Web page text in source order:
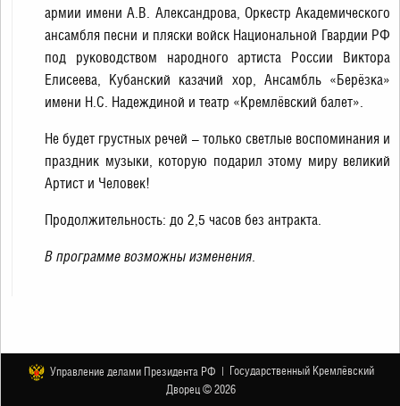
армии имени А.В. Александрова, Оркестр Академического
ансамбля песни и пляски войск Национальной Гвардии РФ
под руководством народного артиста России Виктора
Елисеева, Кубанский казачий хор, Ансамбль «Берёзка»
имени Н.С. Надеждиной и театр «Кремлёвский балет».
Не будет грустных речей – только светлые воспоминания и
праздник музыки, которую подарил этому миру великий
Артист и Человек!
Продолжительность: до 2,5 часов без антракта.
В программе возможны изменения.
Управление делами Президента РФ | Государственный Кремлёвский
Дворец © 2026